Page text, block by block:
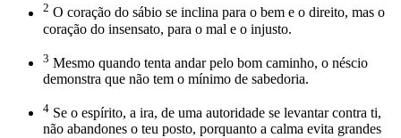
2 O coração do sábio se inclina para o bem e o direito, mas o
coração do insensato, para o mal e o injusto.
3 Mesmo quando tenta andar pelo bom caminho, o néscio
demonstra que não tem o mínimo de sabedoria.
4 Se o espírito, a ira, de uma autoridade se levantar contra ti,
não abandones o teu posto, porquanto a calma evita grandes